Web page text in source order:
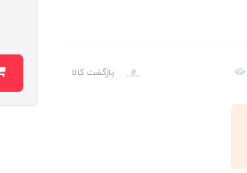
بازگشت کالا